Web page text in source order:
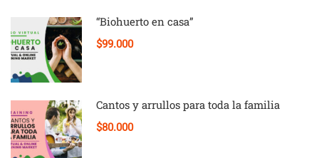
“Biohuerto en casa”
$99.000
Cantos y arrullos para toda la familia
$80.000